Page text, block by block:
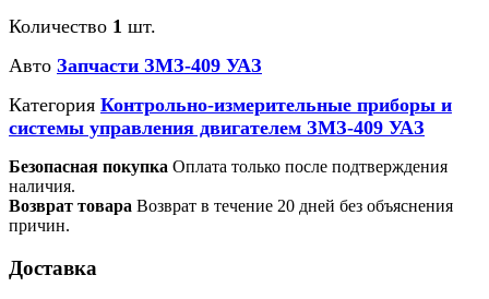
Количество 1 шт.
Авто Запчасти ЗМЗ-409 УАЗ
Категория Контрольно-измерительные приборы и
системы управления двигателем ЗМЗ-409 УАЗ
Безопасная покупка Оплата только после подтверждения
наличия.
Возврат товара Возврат в течение 20 дней без объяснения
причин.
Доставка